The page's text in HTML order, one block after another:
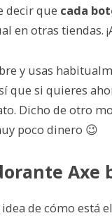
decir que cada
en otras tiendas.
y usas
que si quieres
Dicho de otro
poco dinero 😉
Axe
de cómo está